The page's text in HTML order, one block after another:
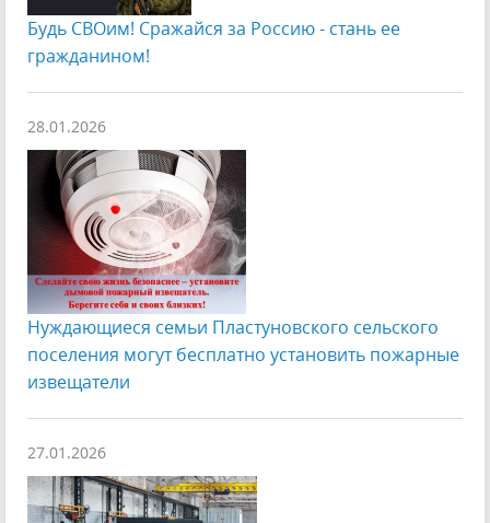
Будь СВОим! Сражайся за Россию - стань ее
гражданином!
28.01.2026
Нуждающиеся семьи Пластуновского сельского
поселения могут бесплатно установить пожарные
извещатели
27.01.2026